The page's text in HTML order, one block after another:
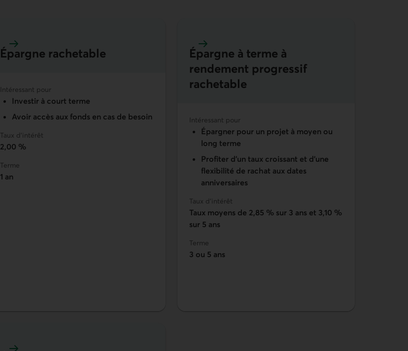
Épargne rachetable
Intéressant pour
Investir à court terme
Avoir accès aux fonds en cas de besoin
Taux d'intérêt
2,00 %
Terme
1 an
En savoir plus sur épargne rachetable
Épargne à terme à
rendement progressif
rachetable
Intéressant pour
Épargner pour un projet à moyen ou
long terme
Profiter d’un taux croissant et d’une
flexibilité de rachat aux dates
anniversaires
Taux d'intérêt
Taux moyens de 2,85 % sur 3 ans et 3,10 %
sur 5 ans
Terme
3 ou 5 ans
En savoir plus sur épargne à terme à rendement